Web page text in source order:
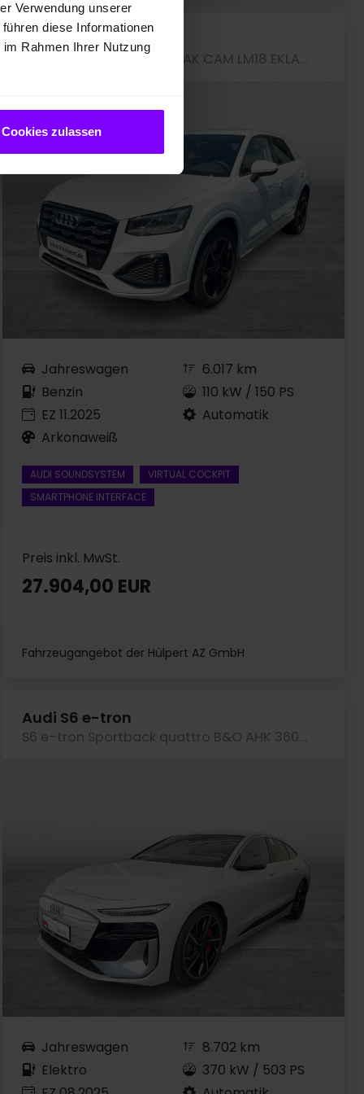
Verwendung unserer
diese Informationen
Rahmen Ihrer Nutzung
Cookies zulassen
Audi Q2
Q2 35 advanced BLACKPAK CAM LM18 EKLAPPE CARPLAY
Jahreswagen
Benzin
EZ 11.2025
Arkonaweiß
6.017 km
110 kW / 150 PS
Automatik
AUDI SOUNDSYSTEM
VIRTUAL COCKPIT
SMARTPHONE INTERFACE
Preis inkl. MwSt.
27.904,00 EUR
Fahrzeugangebot der Hülpert AZ GmbH
Audi S6 e-tron
S6 e-tron Sportback quattro B&O AHK 360°CAM LM21
Jahreswagen
Elektro
8.702 km
370 kW / 503 PS